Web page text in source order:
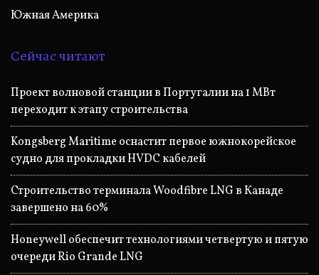
Южная Америка
Сейчас читают
Проект волновой станции в Португалии на 1 МВт
переходит к этапу строительства
Kongsberg Maritime оснастит первое южнокорейское
судно для прокладки HVDC кабелей
Строительство терминала Woodfibre LNG в Канаде
завершено на 60%
Honeywell обеспечит технологиями четвертую и пятую
очереди Rio Grande LNG